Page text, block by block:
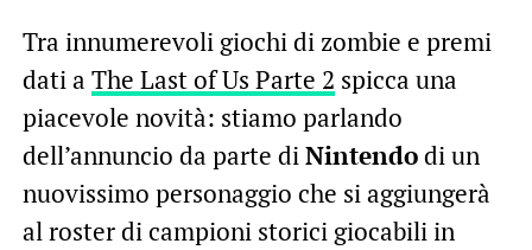
Tra innumerevoli giochi di zombie e premi
dati a The Last of Us Parte 2 spicca una
piacevole novità: stiamo parlando
dell’annuncio da parte diNintendodi un
nuovissimo personaggio che si aggiungerà
al roster di campioni storici giocabili in